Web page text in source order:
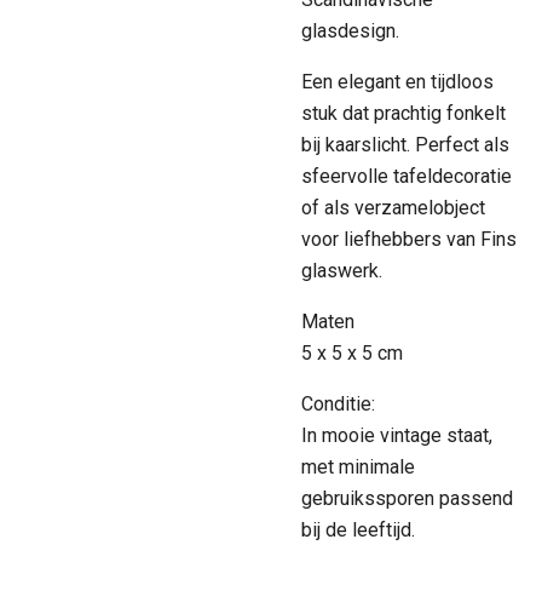
glasdesign.
Een elegant en tijdloos
stuk dat prachtig fonkelt
bij kaarslicht. Perfect als
sfeervolle tafeldecoratie
of als verzamelobject
voor liefhebbers van Fins
glaswerk.
Maten
5 x 5 x 5 cm
Conditie:
In mooie vintage staat,
met minimale
gebruikssporen passend
bij de leeftijd.